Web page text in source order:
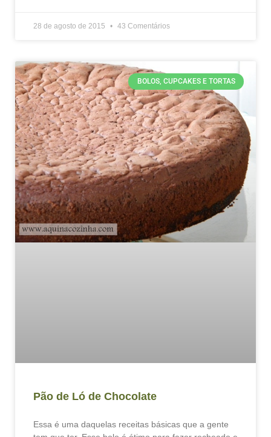
28 de agosto de 2015 43 Comentários
BOLOS, CUPCAKES E TORTAS
Pão de Ló de Chocolate
Essa é uma daquelas receitas básicas que a gente